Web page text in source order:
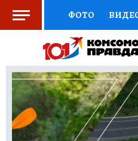
ФОТО
ВЫБОР
КНИЖНАЯ
ПРЕСС-ЦЕНТР